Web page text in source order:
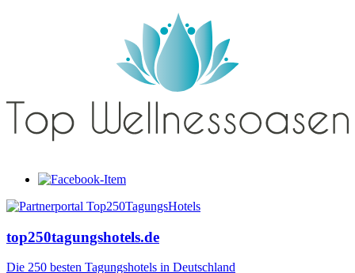
top250tagungshotels.de
Die 250 besten Tagungshotels in Deutschland